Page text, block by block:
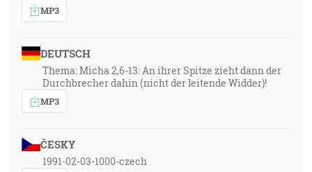
MP3
DEUTSCH
Thema: Micha 2,6-13: An ihrer Spitze zieht dann der
Durchbrecher dahin (nicht der leitende Widder)!
MP3
ČESKY
1991-02-03-1000-czech